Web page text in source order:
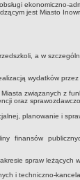
ekonomiczno-
jest Miasto
a w
wydatków przez
związanych z
oraz
planowanie i
finansów
spraw leżących
i techniczno-